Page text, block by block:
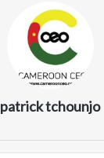
patrick tchounjo